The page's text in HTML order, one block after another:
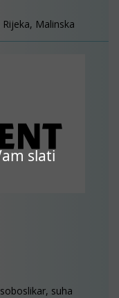
slati
Malinska
suha